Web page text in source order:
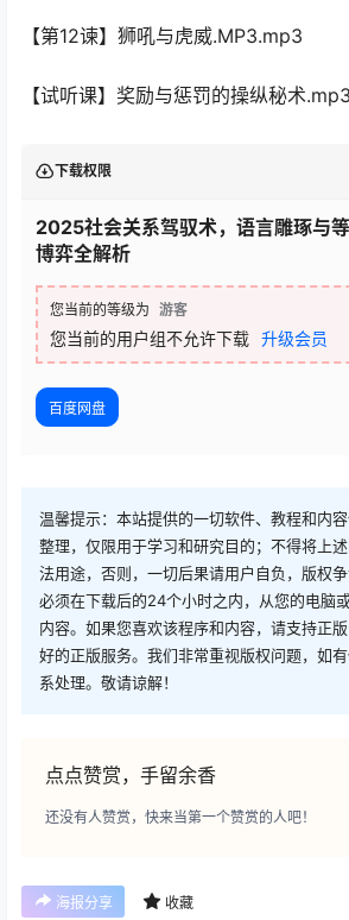
【第12谏】狮吼与虎威.MP3.mp3
【试听课】奖励与惩罚的操纵秘术.mp3
下载权限
2025社会关系驾驭术，语言雕琢与
博弈全解析
您当前的等级为 游客
您当前的用户组不允许下载 升级会员
百度网盘
温馨提示：本站提供的一切软件、教程和内
整理，仅限用于学习和研究目的；不得将上
法用途，否则，一切后果请用户自负，版权
必须在下载后的24个小时之内，从您的电脑
内容。如果您喜欢该程序和内容，请支持正
好的正版服务。我们非常重视版权问题，如
系处理。敬请谅解！
点点赞赏，手留余香
还没有人赞赏，快来当第一个赞赏的人吧！
海报分享 收藏
广告